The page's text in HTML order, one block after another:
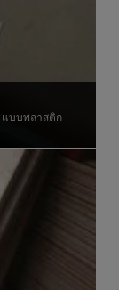
แบบพลาสติก